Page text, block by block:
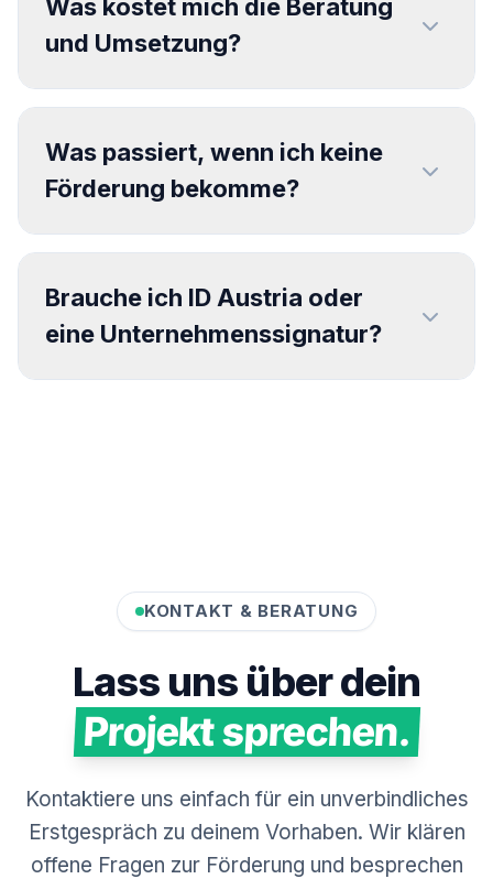
Zielsetzung. Auf dieser Basis bereiten wir
die Einreichung vor und setzen das
Projekt nach Förderzusage um.
Was kostet mich die Beratung
und Umsetzung?
Die Kosten richten sich nach
Projektumfang und gewählten
Maßnahmen. Du erhältst vor Start eine
transparente Einschätzung, inklusive
realistischer Förderhöhe und
Was passiert, wenn ich keine
Förderung bekomme?
Dann entscheidest du frei, ob du das
Projekt trotzdem umsetzen möchtest. Der
dienen genau dazu, die Ausgangslage
vorab sauber einzuschätzen.
Brauche ich ID Austria oder
eine Unternehmenssignatur?
KONTAKT & BERATUNG
Lass uns über dein
Projekt sprechen.
Kontaktiere uns einfach für ein unverbindliches
Erstgespräch zu deinem Vorhaben. Wir klären
offene Fragen zur Förderung und besprechen